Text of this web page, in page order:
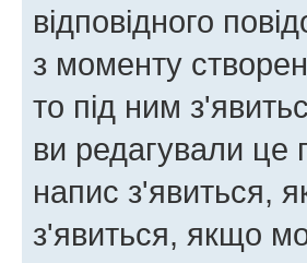
відповідного
з моменту
то під ним
ви редагували це
напис з'явиться,
з'явиться, якщо